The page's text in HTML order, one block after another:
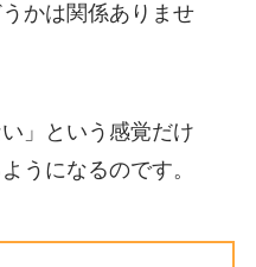
かは関係ありませ
」という感覚だけ
うになるのです。